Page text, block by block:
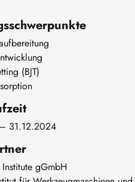
(BJT)
31.12.2024
gGmbH